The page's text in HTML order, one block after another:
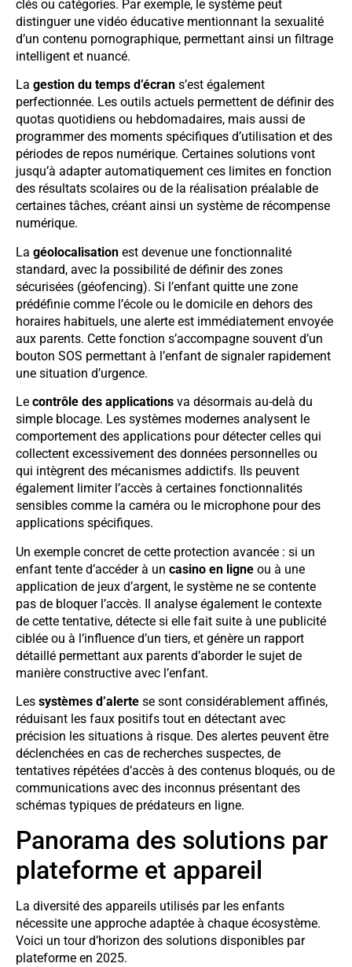
clés ou catégories. Par exemple, le système peut
distinguer une vidéo éducative mentionnant la sexualité
d’un contenu pornographique, permettant ainsi un filtrage
intelligent et nuancé.
La gestion du temps d’écran s’est également
perfectionnée. Les outils actuels permettent de définir des
quotas quotidiens ou hebdomadaires, mais aussi de
programmer des moments spécifiques d’utilisation et des
périodes de repos numérique. Certaines solutions vont
jusqu’à adapter automatiquement ces limites en fonction
des résultats scolaires ou de la réalisation préalable de
certaines tâches, créant ainsi un système de récompense
numérique.
La géolocalisation est devenue une fonctionnalité
standard, avec la possibilité de définir des zones
sécurisées (géofencing). Si l’enfant quitte une zone
prédéfinie comme l’école ou le domicile en dehors des
horaires habituels, une alerte est immédiatement envoyée
aux parents. Cette fonction s’accompagne souvent d’un
bouton SOS permettant à l’enfant de signaler rapidement
une situation d’urgence.
Le contrôle des applications va désormais au-delà du
simple blocage. Les systèmes modernes analysent le
comportement des applications pour détecter celles qui
collectent excessivement des données personnelles ou
qui intègrent des mécanismes addictifs. Ils peuvent
également limiter l’accès à certaines fonctionnalités
sensibles comme la caméra ou le microphone pour des
applications spécifiques.
Un exemple concret de cette protection avancée : si un
enfant tente d’accéder à un casino en ligne ou à une
application de jeux d’argent, le système ne se contente
pas de bloquer l’accès. Il analyse également le contexte
de cette tentative, détecte si elle fait suite à une publicité
ciblée ou à l’influence d’un tiers, et génère un rapport
détaillé permettant aux parents d’aborder le sujet de
manière constructive avec l’enfant.
Les systèmes d’alerte se sont considérablement affinés,
réduisant les faux positifs tout en détectant avec
précision les situations à risque. Des alertes peuvent être
déclenchées en cas de recherches suspectes, de
tentatives répétées d’accès à des contenus bloqués, ou de
communications avec des inconnus présentant des
schémas typiques de prédateurs en ligne.
Panorama des solutions par
plateforme et appareil
La diversité des appareils utilisés par les enfants
nécessite une approche adaptée à chaque écosystème.
Voici un tour d’horizon des solutions disponibles par
plateforme en 2025.